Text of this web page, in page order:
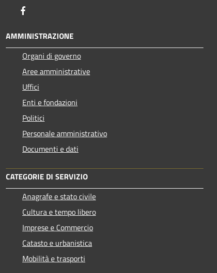
AMMINISTRAZIONE
Organi di governo
Aree amministrative
Uffici
Enti e fondazioni
Politici
Personale amministrativo
Documenti e dati
CATEGORIE DI SERVIZIO
Anagrafe e stato civile
Cultura e tempo libero
Imprese e Commercio
Catasto e urbanistica
Mobilità e trasporti